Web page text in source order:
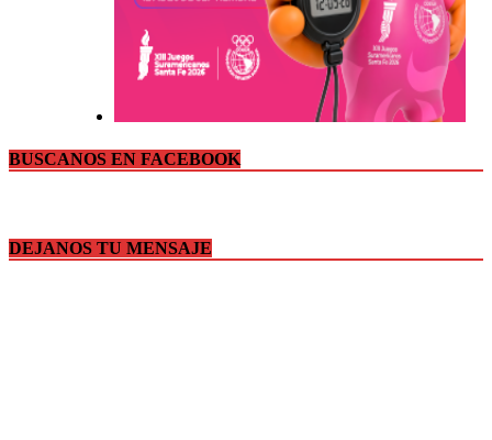
BUSCANOS EN FACEBOOK
DEJANOS TU MENSAJE